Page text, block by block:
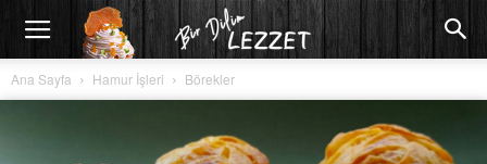
Ana Sayfa Hamur İşleri Börekler